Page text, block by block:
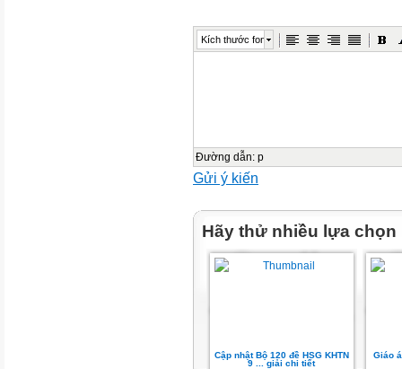
Kích thước font
Đường dẫn: p
Gửi ý kiến
Hãy thử nhiều lựa chọn
Cập nhật Bộ 120 đề HSG KHTN
9 ... giải chi tiết
Giáo